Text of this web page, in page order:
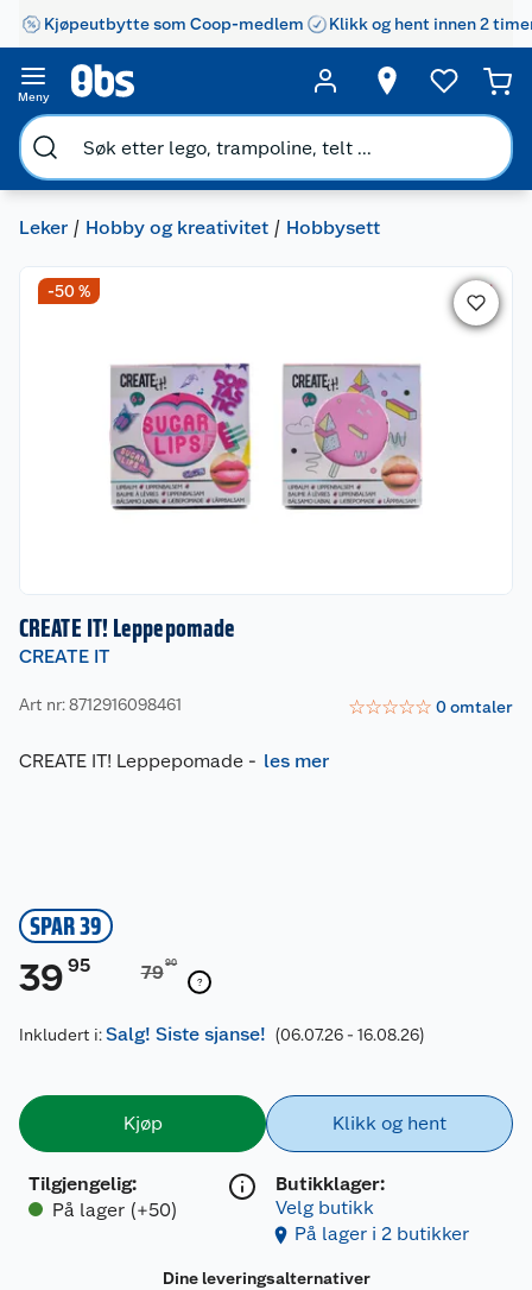
Kjøpeutbytte som Coop-medlem Klikk og hent innen 2
Meny
Leker Hobby og kreativitet Hobbysett
-50 %
CREATE IT! Leppepomade
CREATE IT
Art nr: 8712916098461 ☆☆☆☆☆ 0omtaler
CREATE IT! Leppepomade - les mer
SPAR 39
39 95 7990
Inkludert i:Salg! Siste sjanse! (06.07.26 - 16.08.26)
Kjøp
Tilgjengelig:
På lager (+50)
Klikk og hent
Butikklager:
Velg butikk
På lager i 2 butikker
Dine leveringsalternativer